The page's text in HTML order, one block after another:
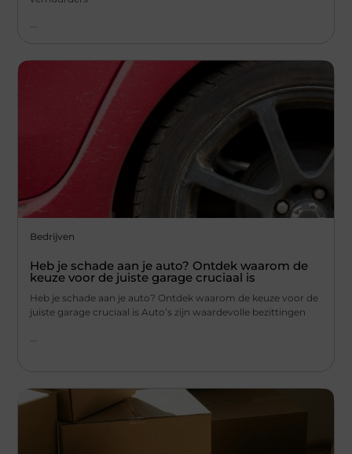
...
Bedrijven
Heb je schade aan je auto? Ontdek waarom de
keuze voor de juiste garage cruciaal is
Heb je schade aan je auto? Ontdek waarom de keuze voor de
juiste garage cruciaal is Auto’s zijn waardevolle bezittingen